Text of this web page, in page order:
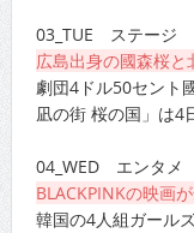
03_TUE ステージ
広島出身の國森桜
劇団4ドル50セント
凪の街 桜の国」は4
04_WED エンタメ
BLACKPINKの映画
韓国の4人組ガール